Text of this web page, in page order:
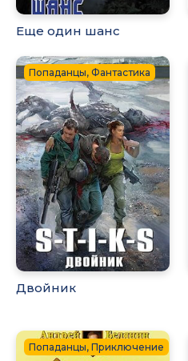
Еще один шанс
Попаданцы, Фантастика
Двойник
Попаданцы, Приключение